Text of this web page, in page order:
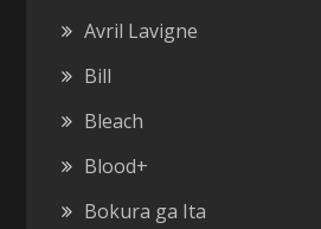
Avril Lavigne
Bill
Bleach
Blood+
Bokura ga Ita